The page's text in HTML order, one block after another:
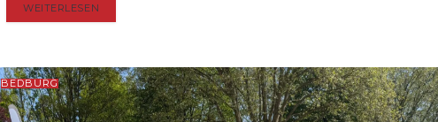
WEITERLESEN
BEDBURG